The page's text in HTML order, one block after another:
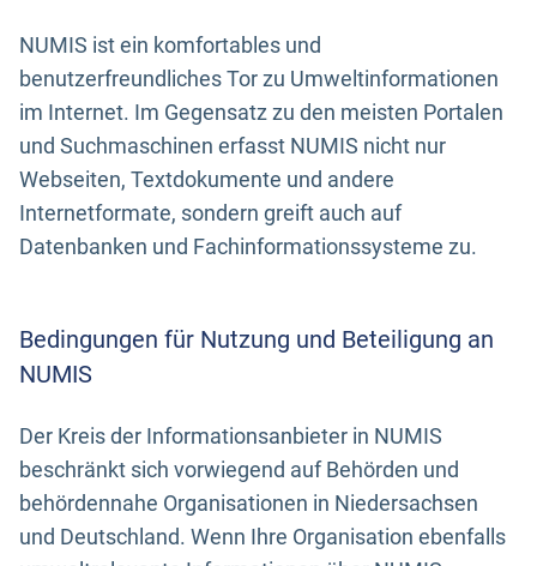
NUMIS ist ein komfortables und
benutzerfreundliches Tor zu Umweltinformationen
im Internet. Im Gegensatz zu den meisten Portalen
und Suchmaschinen erfasst NUMIS nicht nur
Webseiten, Textdokumente und andere
Internetformate, sondern greift auch auf
Datenbanken und Fachinformationssysteme zu.
Bedingungen für Nutzung und Beteiligung an
NUMIS
Der Kreis der Informationsanbieter in NUMIS
beschränkt sich vorwiegend auf Behörden und
behördennahe Organisationen in Niedersachsen
und Deutschland. Wenn Ihre Organisation ebenfalls